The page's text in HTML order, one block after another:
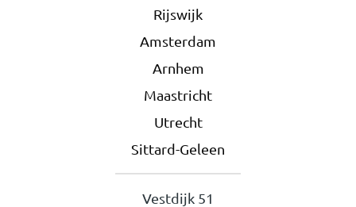
Rijswijk
Amsterdam
Arnhem
Maastricht
Utrecht
Sittard-Geleen
Vestdijk 51